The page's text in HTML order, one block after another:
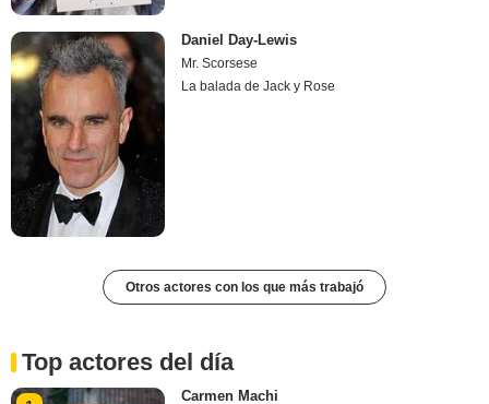
Daniel Day-Lewis
Mr. Scorsese
La balada de Jack y Rose
Otros actores con los que más trabajó
Top actores del día
Carmen Machi